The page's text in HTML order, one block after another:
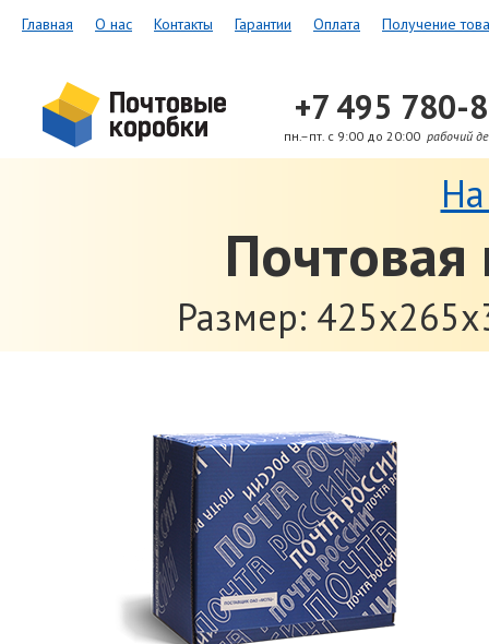
Главная О нас Контакты Гарантии Оплата Получение
+7 495 780-
пн.–пт. с 9:00 до 20:00 рабочий
Почтовая
Размер: